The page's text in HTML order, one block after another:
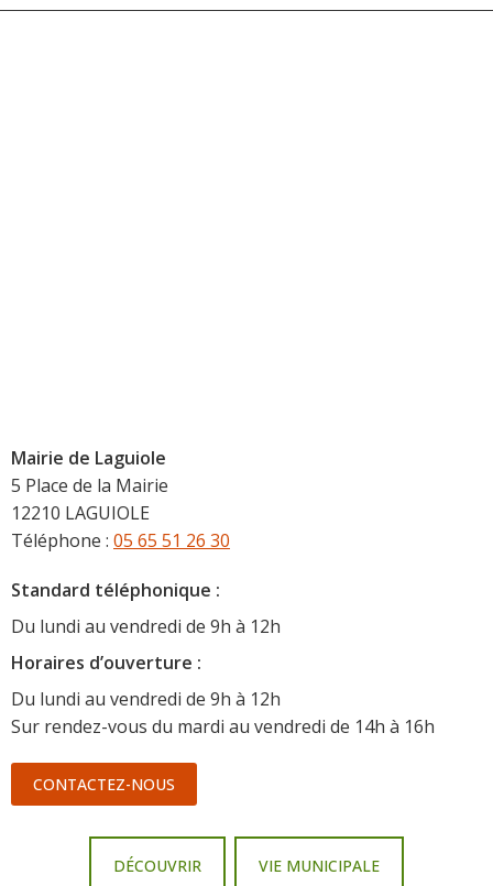
Mairie de Laguiole
5 Place de la Mairie
12210 LAGUIOLE
Téléphone : 05 65 51 26 30
Standard téléphonique :
Du lundi au vendredi de 9h à 12h
Horaires d’ouverture :
Du lundi au vendredi de 9h à 12h
Sur rendez-vous du mardi au vendredi de 14h à 16h
CONTACTEZ-NOUS
DÉCOUVRIR VIE MUNICIPALE